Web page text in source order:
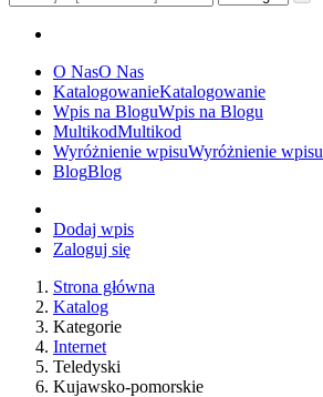
O NasO Nas
KatalogowanieKatalogowanie
Wpis na BloguWpis na Blogu
MultikodMultikod
Wyróżnienie wpisuWyróżnienie wpisu
BlogBlog
Dodaj wpis
Zaloguj się
Strona główna
Katalog
Kategorie
Internet
Teledyski
Kujawsko-pomorskie